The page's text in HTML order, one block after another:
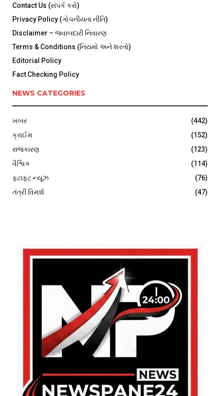
Contact Us (સંપર્ક કરો)
Privacy Policy (ગોપનીયતા નીતિ)
Disclaimer – જવાબદારી નિવારણ
Terms & Conditions (નિયમો અને શરતો)
Editorial Policy
Fact Checking Policy
NEWS CATEGORIES
ખબર
(442)
ક્રાઈમ
(152)
રાજકારણ
(123)
વૈશ્વિક
(114)
ફટાફટ ન્યૂઝ
(76)
તંત્રી વિમર્શ
(47)